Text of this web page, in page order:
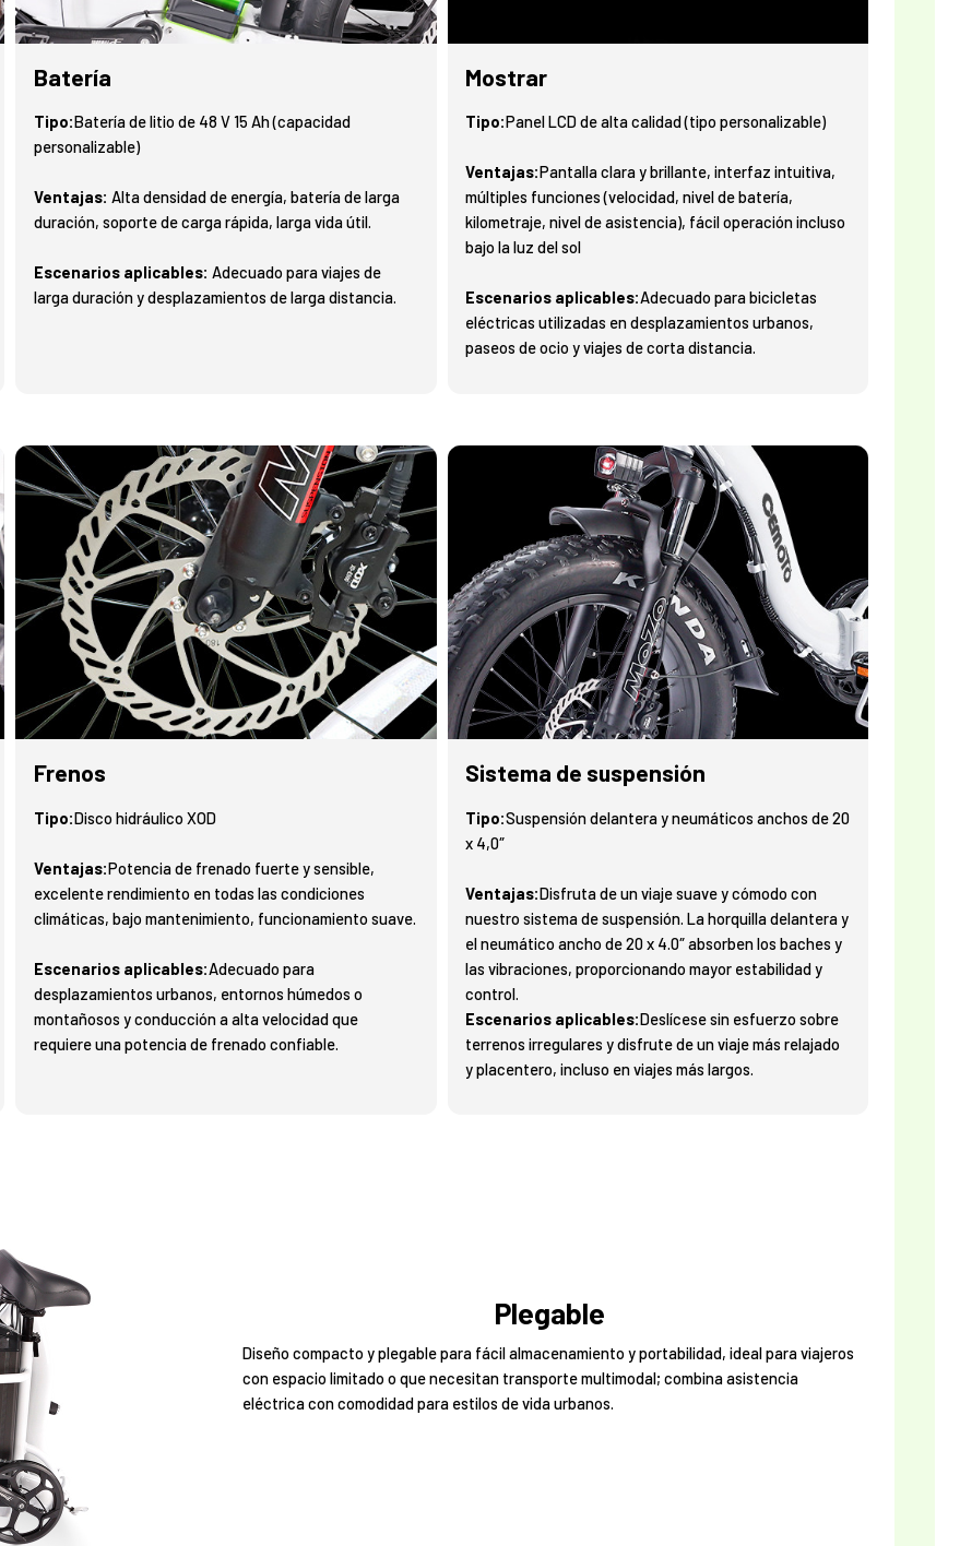
Batería
Tipo:Batería de litio de 48 V 15 Ah (capacidad
personalizable)
Ventajas: Alta densidad de energía, batería de larga
duración, soporte de carga rápida, larga vida útil.
Escenarios aplicables: Adecuado para viajes de
larga duración y desplazamientos de larga distancia.
Mostrar
Tipo:Panel LCD de alta calidad (tipo personalizable)
Ventajas:Pantalla clara y brillante, interfaz intuitiva,
múltiples funciones (velocidad, nivel de batería,
kilometraje, nivel de asistencia), fácil operación incluso
bajo la luz del sol
Escenarios aplicables:Adecuado para bicicletas
eléctricas utilizadas en desplazamientos urbanos,
paseos de ocio y viajes de corta distancia.
Frenos
Tipo:Disco hidráulico XOD
Ventajas:Potencia de frenado fuerte y sensible,
excelente rendimiento en todas las condiciones
climáticas, bajo mantenimiento, funcionamiento suave.
Escenarios aplicables:Adecuado para
desplazamientos urbanos, entornos húmedos o
montañosos y conducción a alta velocidad que
requiere una potencia de frenado confiable.
Sistema de suspensión
Tipo:Suspensión delantera y neumáticos anchos de 20
x 4,0″
Ventajas:Disfruta de un viaje suave y cómodo con
nuestro sistema de suspensión. La horquilla delantera y
el neumático ancho de 20 x 4.0″ absorben los baches y
las vibraciones, proporcionando mayor estabilidad y
control.
Escenarios aplicables:Deslícese sin esfuerzo sobre
terrenos irregulares y disfrute de un viaje más relajado
y placentero, incluso en viajes más largos.
Plegable
Diseño compacto y plegable para fácil almacenamiento y portabilidad, ideal para viajeros
con espacio limitado o que necesitan transporte multimodal; combina asistencia
eléctrica con comodidad para estilos de vida urbanos.